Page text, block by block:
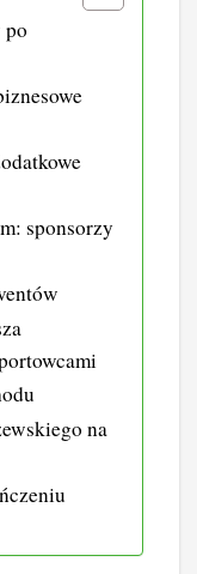
po
sponsorzy
na